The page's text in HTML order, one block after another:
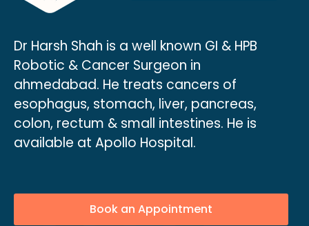
Dr Harsh Shah is a well known GI & HPB
Robotic & Cancer Surgeon in
ahmedabad. He treats cancers of
esophagus, stomach, liver, pancreas,
colon, rectum & small intestines. He is
available at Apollo Hospital.
Book an Appointment